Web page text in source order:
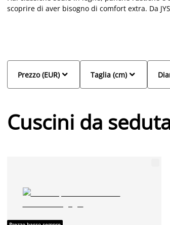
scoprire di aver bisogno di comfort extra. Da

Prezzo (EUR) 
Taglia (cm)
Cuscini da